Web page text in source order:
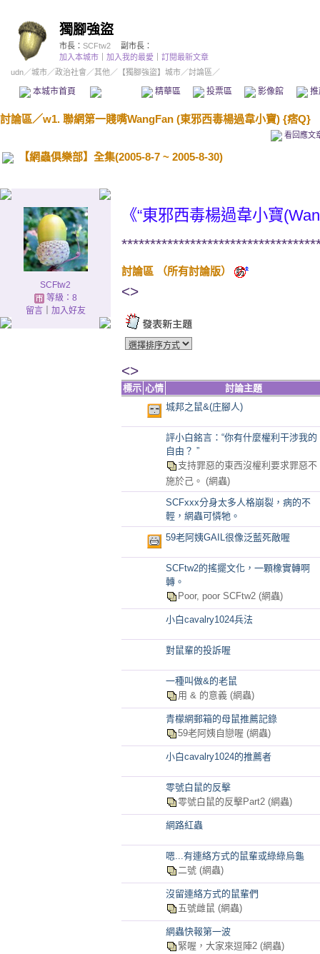
獨腳強盜
市長： SCFtw2
副市長：
加入本城市
加入我的最愛
訂閱最新文章
udn／城市／政治社會 ／其他 ／ 【獨腳強盜】城市／討論區／
本城市首頁 精華區 投票區 影像館
討論區／w1. 聯網第一賤嘴WangFan (東邪西毒楊過韋小寶) {痞Q}
看回應文
【網蟲俱樂部】全集(2005-8-7 ~ 2005-8-30)
SCFtw2
等級：8
留言｜ 加入好友
《“東邪西毒楊過韋小寶
討論區 （所有討論版）
<>
<>
標示 心情
討論主題
城邦之鼠&(庄腳人)
評小白銘言：“你有什麼權利干涉我的
自由？ ”
支持罪惡的東西沒權利要求罪惡不
施於己。 (網蟲)
SCFxxx分身太多人格崩裂，病的不
輕，網蟲可憐牠。
59老阿姨GAIL很像泛藍死敵喔
SCFtw2的搖擺文化，一顆橡實轉啊
轉。
Poor, poor SCFtw2 (網蟲)
小白cavalry1024兵法
對鼠輩的投訴喔
一種叫做&的老鼠
用 & 的意義 (網蟲)
青檬網郵箱的母鼠推薦記錄
59老阿姨自戀喔 (網蟲)
小白cavalry1024的推薦者
零號白鼠的反擊
零號白鼠的反擊Part2 (網蟲)
網路紅蟲
嗯...有連絡方式的鼠輩或綠綠烏龜
二號 (網蟲)
沒留連絡方式的鼠輩們
五號雌鼠 (網蟲)
網蟲快報第一波
緊喔，大家來逗陣2 (網蟲)